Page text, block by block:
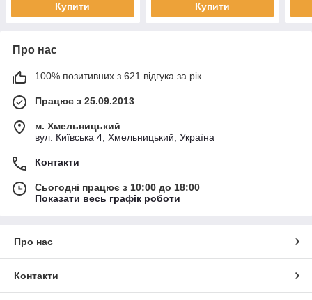
Купити Купити
Про нас
100% позитивних з 621 відгука за рік
Працює з 25.09.2013
м. Хмельницький
вул. Київська 4, Хмельницький, Україна
Контакти
Сьогодні працює з 10:00 до 18:00
Показати весь графік роботи
Про нас
Контакти